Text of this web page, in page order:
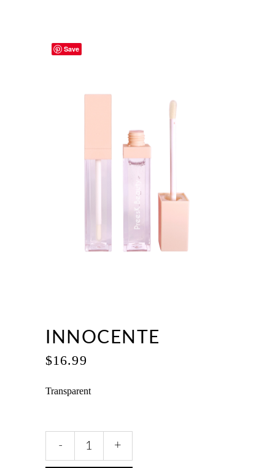
Save
INNOCENTE
$16.99
Transparent
- +